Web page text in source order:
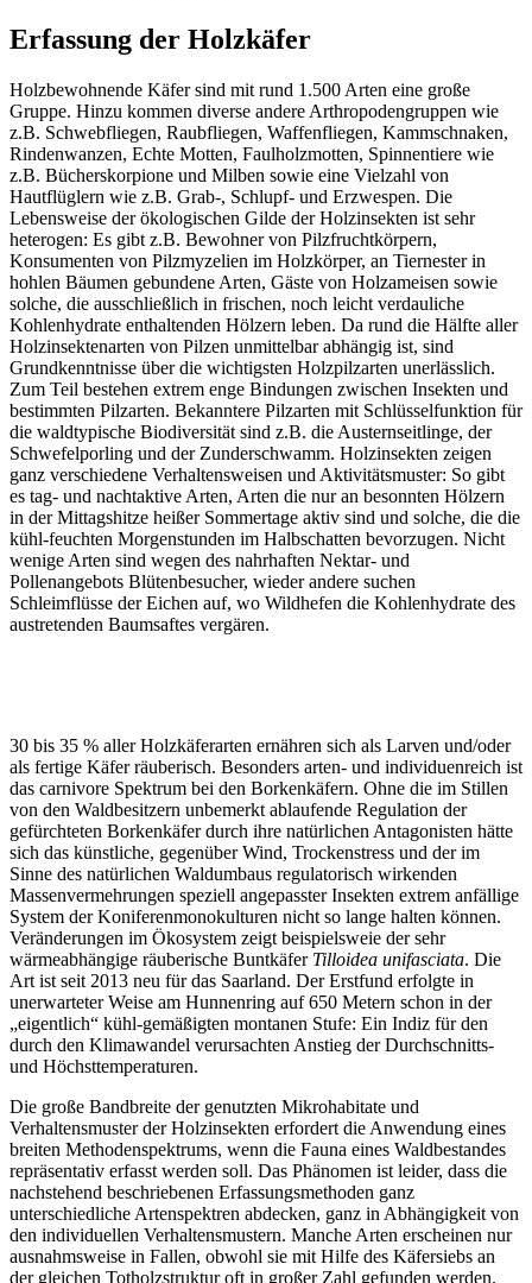
Erfassung der Holzkäfer
Holzbewohnende Käfer sind mit rund 1.500 Arten eine große
Gruppe. Hinzu kommen diverse andere Arthropodengruppen wie
z.B. Schwebfliegen, Raubfliegen, Waffenfliegen, Kammschnaken,
Rindenwanzen, Echte Motten, Faulholzmotten, Spinnentiere wie
z.B. Bücherskorpione und Milben sowie eine Vielzahl von
Hautflüglern wie z.B. Grab-, Schlupf- und Erzwespen. Die
Lebensweise der ökologischen Gilde der Holzinsekten ist sehr
heterogen: Es gibt z.B. Bewohner von Pilzfruchtkörpern,
Konsumenten von Pilzmyzelien im Holzkörper, an Tiernester in
hohlen Bäumen gebundene Arten, Gäste von Holzameisen sowie
solche, die ausschließlich in frischen, noch leicht verdauliche
Kohlenhydrate enthaltenden Hölzern leben. Da rund die Hälfte aller
Holzinsektenarten von Pilzen unmittelbar abhängig ist, sind
Grundkenntnisse über die wichtigsten Holzpilzarten unerlässlich.
Zum Teil bestehen extrem enge Bindungen zwischen Insekten und
bestimmten Pilzarten. Bekanntere Pilzarten mit Schlüsselfunktion für
die waldtypische Biodiversität sind z.B. die Austernseitlinge, der
Schwefelporling und der Zunderschwamm. Holzinsekten zeigen
ganz verschiedene Verhaltensweisen und Aktivitätsmuster: So gibt
es tag- und nachtaktive Arten, Arten die nur an besonnten Hölzern
in der Mittagshitze heißer Sommertage aktiv sind und solche, die die
kühl-feuchten Morgenstunden im Halbschatten bevorzugen. Nicht
wenige Arten sind wegen des nahrhaften Nektar- und
Pollenangebots Blütenbesucher, wieder andere suchen
Schleimflüsse der Eichen auf, wo Wildhefen die Kohlenhydrate des
austretenden Baumsaftes vergären.
30 bis 35 % aller Holzkäferarten ernähren sich als Larven und/oder
als fertige Käfer räuberisch. Besonders arten- und individuenreich ist
das carnivore Spektrum bei den Borkenkäfern. Ohne die im Stillen
von den Waldbesitzern unbemerkt ablaufende Regulation der
gefürchteten Borkenkäfer durch ihre natürlichen Antagonisten hätte
sich das künstliche, gegenüber Wind, Trockenstress und der im
Sinne des natürlichen Waldumbaus regulatorisch wirkenden
Massenvermehrungen speziell angepasster Insekten extrem anfällige
System der Koniferenmonokulturen nicht so lange halten können.
Veränderungen im Ökosystem zeigt beispielsweie der sehr
wärmeabhängige räuberische Buntkäfer Tilloidea unifasciata. Die
Art ist seit 2013 neu für das Saarland. Der Erstfund erfolgte in
unerwarteter Weise am Hunnenring auf 650 Metern schon in der
„eigentlich“ kühl-gemäßigten montanen Stufe: Ein Indiz für den
durch den Klimawandel verursachten Anstieg der Durchschnitts-
und Höchsttemperaturen.
Die große Bandbreite der genutzten Mikrohabitate und
Verhaltensmuster der Holzinsekten erfordert die Anwendung eines
breiten Methodenspektrums, wenn die Fauna eines Waldbestandes
repräsentativ erfasst werden soll. Das Phänomen ist leider, dass die
nachstehend beschriebenen Erfassungsmethoden ganz
unterschiedliche Artenspektren abdecken, ganz in Abhängigkeit von
den individuellen Verhaltensmustern. Manche Arten erscheinen nur
ausnahmsweise in Fallen, obwohl sie mit Hilfe des Käfersiebs an
der gleichen Totholzstruktur oft in großer Zahl gefunden werden.